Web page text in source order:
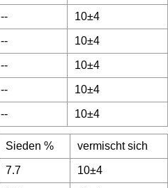
-- 10±4
-- 10±4
-- 10±4
-- 10±4
-- 10±4
Sieden % vermischt sich
7.7 10±4